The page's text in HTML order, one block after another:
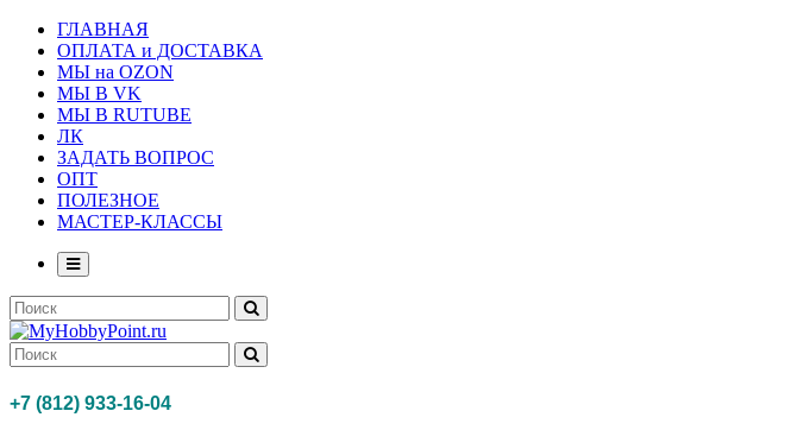
ГЛАВНАЯ
ОПЛАТА и ДОСТАВКА
МЫ на OZON
МЫ В VK
МЫ В RUTUBE
ЛК
ЗАДАТЬ ВОПРОС
ОПТ
ПОЛЕЗНОЕ
МАСТЕР-КЛАССЫ
+7 (812) 933-16-04